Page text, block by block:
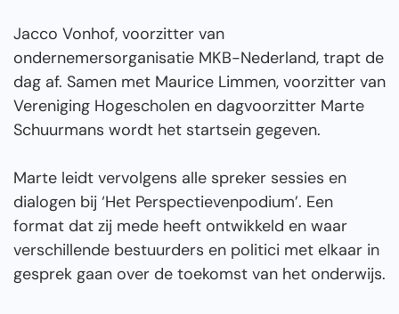
Jacco Vonhof, voorzitter van
ondernemersorganisatie MKB-Nederland, trapt de
dag af. Samen met Maurice Limmen, voorzitter van
Vereniging Hogescholen en dagvoorzitter Marte
Schuurmans wordt het startsein gegeven.
Marte leidt vervolgens alle spreker sessies en
dialogen bij ‘Het Perspectievenpodium’. Een
format dat zij mede heeft ontwikkeld en waar
verschillende bestuurders en politici met elkaar in
gesprek gaan over de toekomst van het onderwijs.